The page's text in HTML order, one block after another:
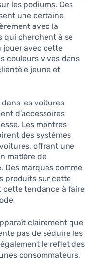
les podiums. Ces
une certaine
avec la
qui cherchent à se
jouer avec cette
couleurs vives dans
jeune et
dans les voitures
d’accessoires
Les montres
des systèmes
offrant une
matière de
marques comme
produits sur cette
cette tendance à faire
clairement que
pas de séduire les
le reflet des
consommateurs,